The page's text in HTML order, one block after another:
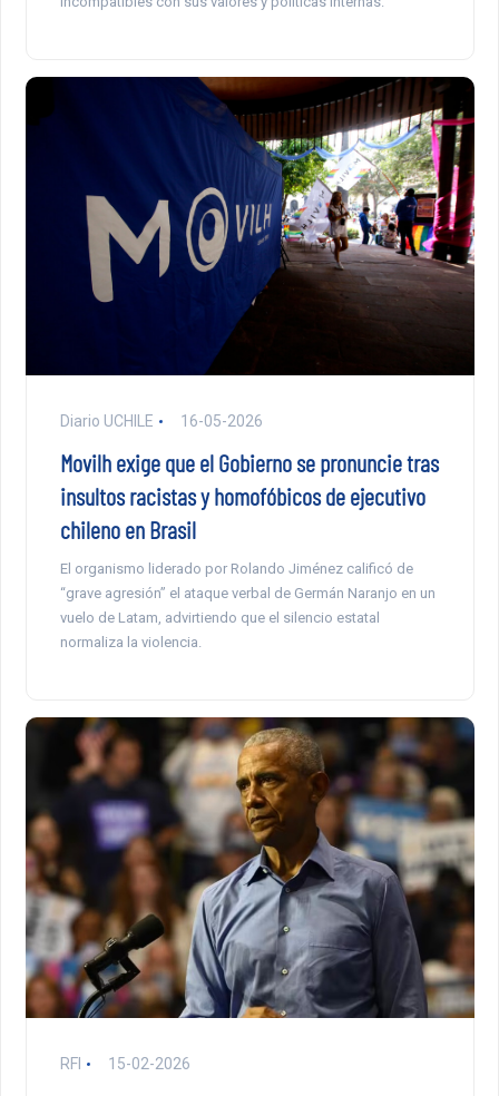
Diario UCHILE 16-05-2026
Movilh exige que el Gobierno se pronuncie tras
insultos racistas y homofóbicos de ejecutivo
chileno en Brasil
El organismo liderado por Rolando Jiménez calificó de
“grave agresión” el ataque verbal de Germán Naranjo en un
vuelo de Latam, advirtiendo que el silencio estatal
normaliza la violencia.
RFI 15-02-2026